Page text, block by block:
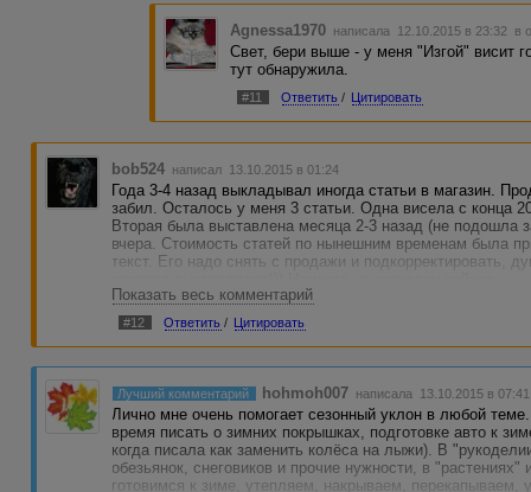
Agnessa1970 написала 12.10.2015 в 23:32 в
Свет, бери выше - у меня "Изгой" висит
тут обнаружила.
#11 Ответить / Цитировать
bob524 написал 13.10.2015 в 01:24
Года 3-4 назад выкладывал иногда статьи в магазин.
забил. Осталось у меня 3 статьи. Одна висела с конца
Вторая была выставлена месяца 2-3 назад (не подошла
вчера. Стоимость статей по нынешним временам была
текст. Его надо снять с продажи и подкорректировать,
Показать весь комментарий
#12 Ответить / Цитировать
Лучший комментарий hohmoh007 написала 13.10.2015 в 07:41
Лично мне очень помогает сезонный уклон в любой
время писать о зимних покрышках, подготовке авто к
когда писала как заменить колёса на лыжи). В
обезьянок, снеговиков и прочие нужности, в
готовимся к зиме, утепляем, накрываем,